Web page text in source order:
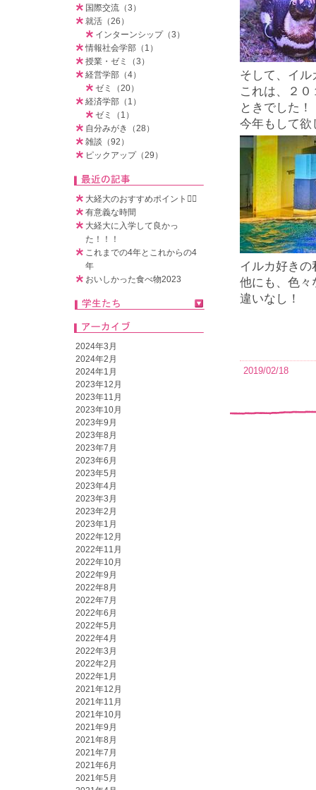
そして、イル
これは、２
ときでした！
今年もして欲
イルカ好き
他にも、色々
違いなし！
2019/02/18
国際交流（3）
就活（26）
インターンシップ（3）
情報社会学部（1）
授業・ゼミ（3）
経営学部（4）
ゼミ（20）
経済学部（1）
ゼミ（1）
自分みがき（28）
雑談（92）
ピックアップ（29）
大経大のおすすめポイント🧚‍♀️
有意義な時間
大経大に入学して良かっ
た！！！
これまでの4年とこれからの4
年
おいしかった食べ物2023
2024年3月
2024年2月
2024年1月
2023年12月
2023年11月
2023年10月
2023年9月
2023年8月
2023年7月
2023年6月
2023年5月
2023年4月
2023年3月
2023年2月
2023年1月
2022年12月
2022年11月
2022年10月
2022年9月
2022年8月
2022年7月
2022年6月
2022年5月
2022年4月
2022年3月
2022年2月
2022年1月
2021年12月
2021年11月
2021年10月
2021年9月
2021年8月
2021年7月
2021年6月
2021年5月